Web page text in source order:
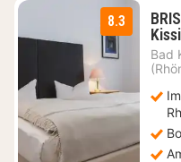
8.3
Bad